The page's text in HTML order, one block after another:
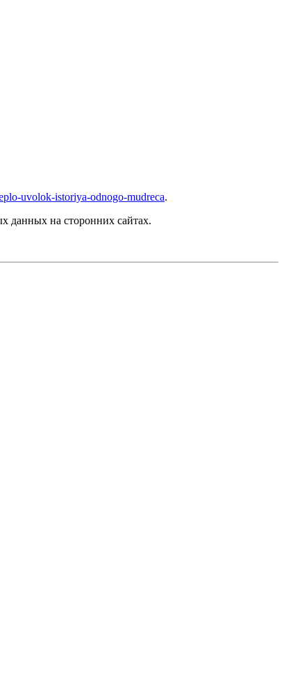
uvolok-istoriya-odnogo-mudreca.
данных на сторонних сайтах.